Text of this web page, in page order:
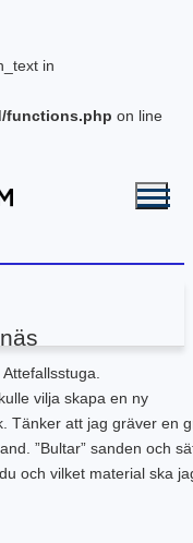
in
functions.php on line
vilja skapa en ny
Tänker att jag gräver en
”Bultar” sanden och
och vilket material ska